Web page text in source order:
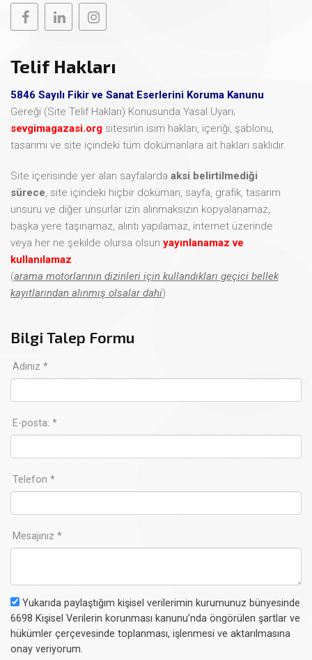
Telif Hakları
5846 Sayılı Fikir ve Sanat Eserlerini Koruma Kanunu
Gereği (Site Telif Hakları) Konusunda Yasal Uyarı;
sevgimagazasi.org sitesinin isim hakları, içeriği, şablonu,
tasarımı ve site içindeki tüm dokümanlara ait hakları saklıdır.
Site içerisinde yer alan sayfalarda aksi belirtilmediği
sürece, site içindeki hiçbir doküman, sayfa, grafik, tasarım
unsuru ve diğer unsurlar izin alınmaksızın kopyalanamaz,
başka yere taşınamaz, alıntı yapılamaz, internet üzerinde
veya her ne şekilde olursa olsun yayınlanamaz ve
kullanılamaz .
(arama motorlarının dizinleri için kullandıkları geçici bellek
kayıtlarından alınmış olsalar dahi)
Bilgi Talep Formu
Adınız *
E-posta: *
Telefon *
Mesajınız *
Yukarıda paylaştığım kişisel verilerimin kurumunuz bünyesinde
6698 Kişisel Verilerin korunması kanunu’nda öngörülen şartlar ve
hükümler çerçevesinde toplanması, işlenmesi ve aktarılmasına
onay veriyorum.